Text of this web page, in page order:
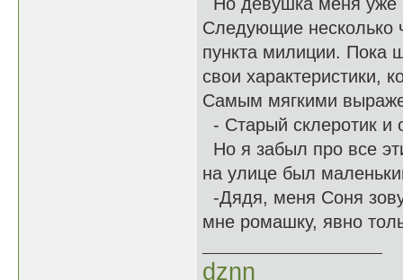
Следующие несколько
пункта милиции. Пока
свои характеристики,
Самым мягкими
- Старый склеротик и
Но я забыл про все
на улице был
-Дядя, меня Соня
мне ромашку, явно
dznn